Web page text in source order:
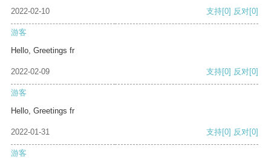
2022-02-10 支持[0] 反对[0]
游客
Hello, Greetings fr
2022-02-09 支持[0] 反对[0]
游客
Hello, Greetings fr
2022-01-31 支持[0] 反对[0]
游客